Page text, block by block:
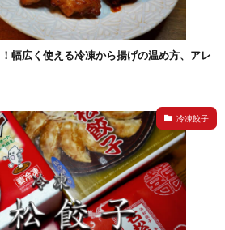
幅広く使える冷凍から揚げの温め方、アレ
冷凍餃子